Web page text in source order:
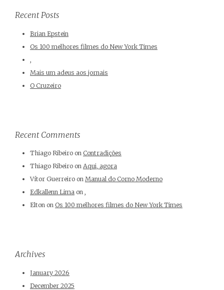
Recent Posts
Brian Epstein
Os 100 melhores filmes do New York Times
Mais um adeus aos jornais
O Cruzeiro
Recent Comments
Thiago Ribeiro on Contradições
Thiago Ribeiro on Aqui, agora
Vítor Guerreiro on Manual do Corno Moderno
Edkallenn Lima on ,
Elton on Os 100 melhores filmes do New York Times
Archives
January 2026
December 2025